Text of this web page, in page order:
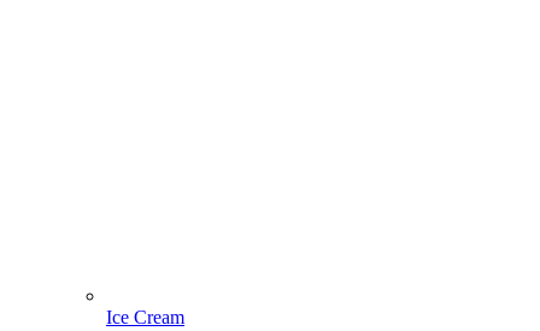
Ice Cream